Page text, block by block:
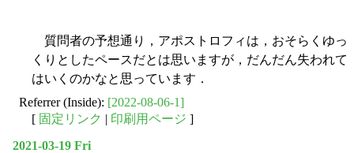
質問者の予想通り，アポストロフィは，おそらくゆっ
くりとしたペースだとは思いますが，だんだん失われて
はいくのかなと思っています．
Referrer (Inside): [2022-08-06-1]
[ 固定リンク | 印刷用ページ ]
2021-03-19 Fri